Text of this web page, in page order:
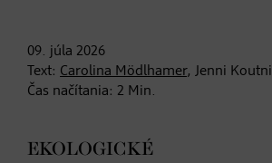
09. júla 2026
Text: Carolina Mödlhamer, Jenni Koutni
Čas načítania: 2 Min.
EKOLOGICKÉ